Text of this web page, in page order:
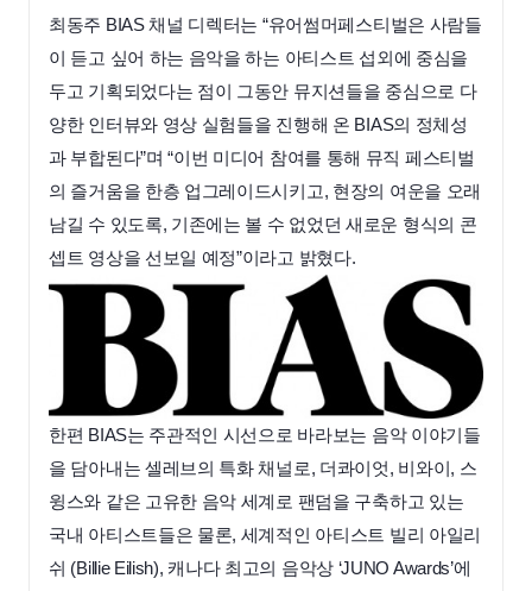
최동주 BIAS 채널 디렉터는 “유어썸머페스티벌은 사람들
이 듣고 싶어 하는 음악을 하는 아티스트 섭외에 중심을
두고 기획되었다는 점이 그동안 뮤지션들을 중심으로 다
양한 인터뷰와 영상 실험들을 진행해 온 BIAS의 정체성
과 부합된다”며 “이번 미디어 참여를 통해 뮤직 페스티벌
의 즐거움을 한층 업그레이드시키고, 현장의 여운을 오래
남길 수 있도록, 기존에는 볼 수 없었던 새로운 형식의 콘
셉트 영상을 선보일 예정”이라고 밝혔다.
한편 BIAS는 주관적인 시선으로 바라보는 음악 이야기들
을 담아내는 셀레브의 특화 채널로, 더콰이엇, 비와이, 스
윙스와 같은 고유한 음악 세계로 팬덤을 구축하고 있는
국내 아티스트들은 물론, 세계적인 아티스트 빌리 아일리
쉬 (Billie Eilish), 캐나다 최고의 음악상 ‘JUNO Awards’에